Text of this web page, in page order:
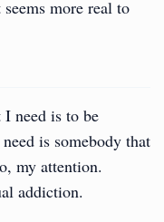
more real to
need is to be
is somebody that
my attention.
addiction.